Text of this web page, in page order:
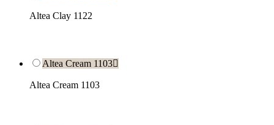
Altea Clay 1122
Altea Cream 1103
Altea Cream 1103